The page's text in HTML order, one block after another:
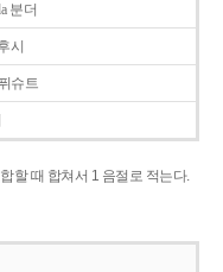
분더
시
슈트
합할 때 합쳐서 1 음절로 적는다.